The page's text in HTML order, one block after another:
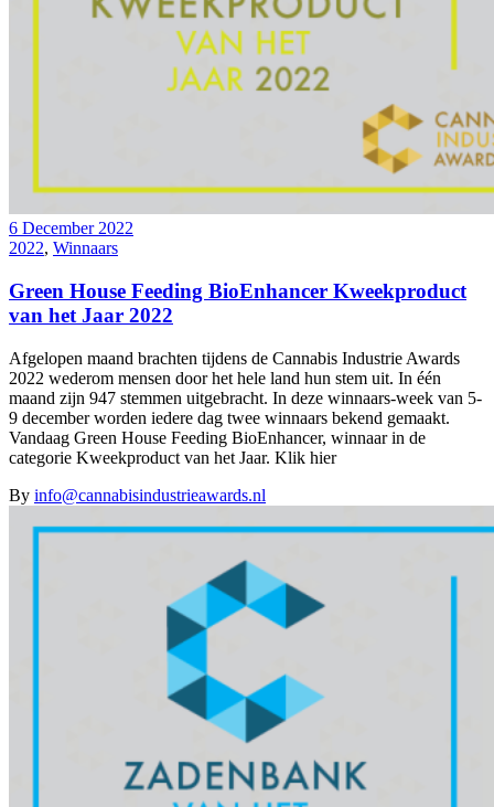
6 December 2022
2022, Winnaars
Green House Feeding BioEnhancer Kweekproduct
van het Jaar 2022
Afgelopen maand brachten tijdens de Cannabis Industrie Awards
2022 wederom mensen door het hele land hun stem uit. In één
maand zijn 947 stemmen uitgebracht. In deze winnaars-week van 5-
9 december worden iedere dag twee winnaars bekend gemaakt.
Vandaag Green House Feeding BioEnhancer, winnaar in de
categorie Kweekproduct van het Jaar. Klik hier
By info@cannabisindustrieawards.nl